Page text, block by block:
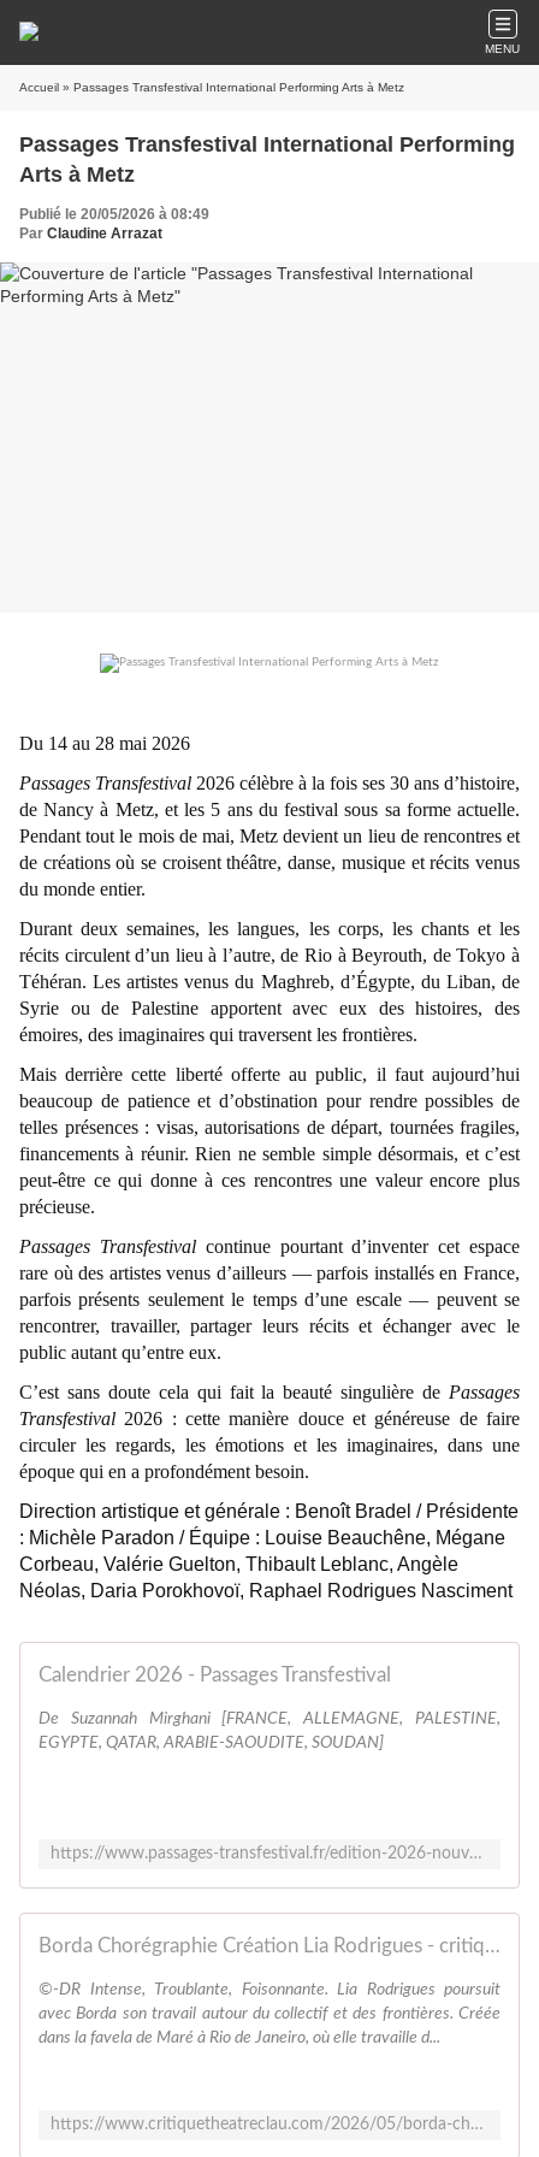
MENU
Accueil » Passages Transfestival International Performing Arts à Metz
Passages Transfestival International Performing
Arts à Metz
Publié le 20/05/2026 à 08:49
Par Claudine Arrazat
Du 14 au 28 mai 2026
Passages Transfestival 2026 célèbre à la fois ses 30 ans d’histoire,
de Nancy à Metz, et les 5 ans du festival sous sa forme actuelle.
Pendant tout le mois de mai, Metz devient un lieu de rencontres et
de créations où se croisent théâtre, danse, musique et récits venus
du monde entier.
Durant deux semaines, les langues, les corps, les chants et les
récits circulent d’un lieu à l’autre, de Rio à Beyrouth, de Tokyo à
Téhéran. Les artistes venus du Maghreb, d’Égypte, du Liban, de
Syrie ou de Palestine apportent avec eux des histoires, des
émoires, des imaginaires qui traversent les frontières.
Mais derrière cette liberté offerte au public, il faut aujourd’hui
beaucoup de patience et d’obstination pour rendre possibles de
telles présences : visas, autorisations de départ, tournées fragiles,
financements à réunir. Rien ne semble simple désormais, et c’est
peut-être ce qui donne à ces rencontres une valeur encore plus
précieuse.
Passages Transfestival continue pourtant d’inventer cet espace
rare où des artistes venus d’ailleurs — parfois installés en France,
parfois présents seulement le temps d’une escale — peuvent se
rencontrer, travailler, partager leurs récits et échanger avec le
public autant qu’entre eux.
C’est sans doute cela qui fait la beauté singulière de Passages
Transfestival 2026 : cette manière douce et généreuse de faire
circuler les regards, les émotions et les imaginaires, dans une
époque qui en a profondément besoin.
Direction artistique et générale : Benoît Bradel / Présidente
: Michèle Paradon / Équipe : Louise Beauchêne, Mégane
Corbeau, Valérie Guelton, Thibault Leblanc, Angèle
Néolas, Daria Porokhovoï, Raphael Rodrigues Nasciment
Calendrier 2026 - Passages Transfestival
De Suzannah Mirghani [FRANCE, ALLEMAGNE, PALESTINE,
EGYPTE, QATAR, ARABIE-SAOUDITE, SOUDAN]
https://www.passages-transfestival.fr/edition-2026-nouveaux-rivages/calendrier-2026/
Borda Chorégraphie Création Lia Rodrigues - critiquetheatreclau.com SPECTACLES VIVANTS
©-DR Intense, Troublante, Foisonnante. Lia Rodrigues poursuit
avec Borda son travail autour du collectif et des frontières. Créée
dans la favela de Maré à Rio de Janeiro, où elle travaille d...
https://www.critiquetheatreclau.com/2026/05/borda-choregraphie-creation-lia-rodrigues.html